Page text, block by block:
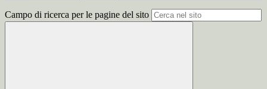
Campo di ricerca per le pagine del sito